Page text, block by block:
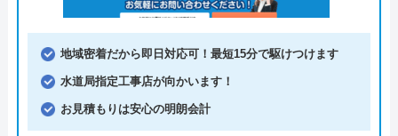
地域密着だから即日対応可！最短15分で駆けつけます
水道局指定工事店が向かいます！
お見積もりは安心の明朗会計